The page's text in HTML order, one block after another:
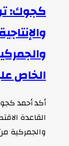
كجوك:
الخاص
أكد أحمد
القاعدة
والجمركية